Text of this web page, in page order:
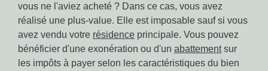
vous ne l'aviez acheté ? Dans ce cas, vous avez
réalisé une plus-value. Elle est imposable sauf si vous
avez vendu votre résidence principale. Vous pouvez
bénéficier d'une exonération ou d'un abattementsur
les impôts à payer selon les caractéristiques du bien